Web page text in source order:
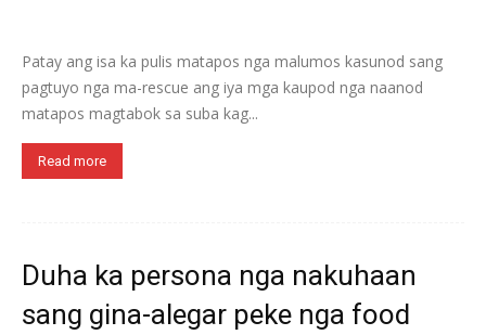
Patay ang isa ka pulis matapos nga malumos kasunod sang
pagtuyo nga ma-rescue ang iya mga kaupod nga naanod
matapos magtabok sa suba kag...
Read more
Duha ka persona nga nakuhaan
sang gina-alegar peke nga food